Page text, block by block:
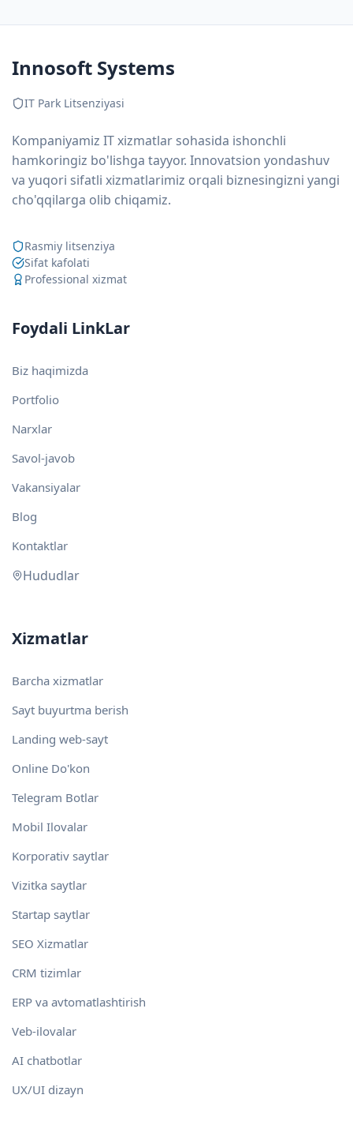
Innosoft Systems
IT Park Litsenziyasi
Kompaniyamiz IT xizmatlar sohasida ishonchli
hamkoringiz bo'lishga tayyor. Innovatsion yondashuv
va yuqori sifatli xizmatlarimiz orqali biznesingizni yangi
cho'qqilarga olib chiqamiz.
Rasmiy litsenziya
Sifat kafolati
Professional xizmat
Foydali LinkLar
Biz haqimizda
Portfolio
Narxlar
Savol-javob
Vakansiyalar
Blog
Kontaktlar
Hududlar
Xizmatlar
Barcha xizmatlar
Sayt buyurtma berish
Landing web-sayt
Online Do'kon
Telegram Botlar
Mobil Ilovalar
Korporativ saytlar
Vizitka saytlar
Startap saytlar
SEO Xizmatlar
CRM tizimlar
ERP va avtomatlashtirish
Veb-ilovalar
AI chatbotlar
UX/UI dizayn